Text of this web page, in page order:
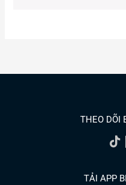
THEO DÕI
TẢI APP